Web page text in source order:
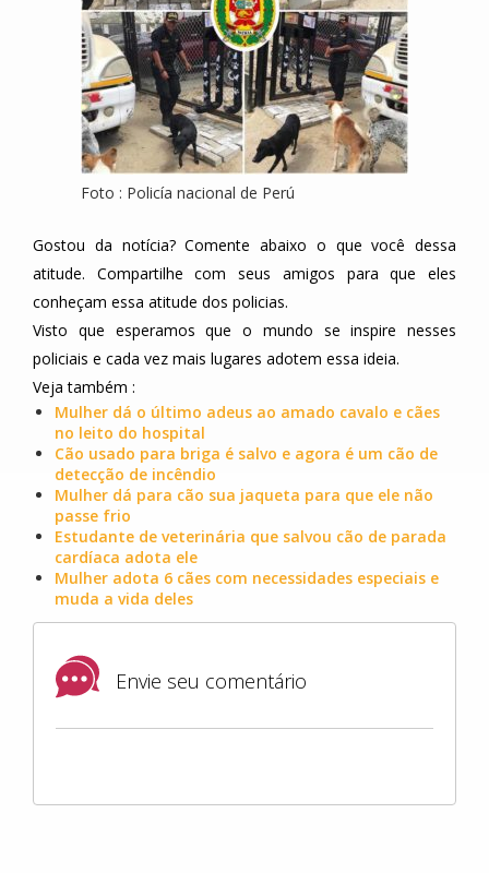
Foto : Policía nacional de Perú
Gostou da notícia? Comente abaixo o que você dessa
atitude. Compartilhe com seus amigos para que eles
conheçam essa atitude dos policias.
Visto que esperamos que o mundo se inspire nesses
policiais e cada vez mais lugares adotem essa ideia.
Veja também :
Mulher dá o último adeus ao amado cavalo e cães
no leito do hospital
Cão usado para briga é salvo e agora é um cão de
detecção de incêndio
Mulher dá para cão sua jaqueta para que ele não
passe frio
Estudante de veterinária que salvou cão de parada
cardíaca adota ele
Mulher adota 6 cães com necessidades especiais e
muda a vida deles
Envie seu comentário